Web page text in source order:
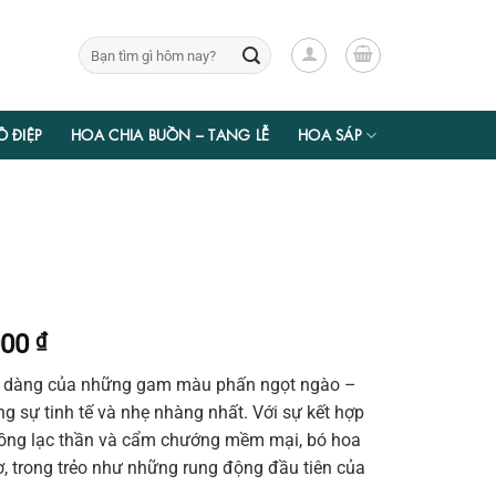
Tìm
kiếm:
ĐIỆP HOA CHIA BUỒN – TANG LỄ HOA SÁP
₫.
₫Giá
hiện
tại
là:
1.155.000 ₫.
của những gam màu phấn ngọt ngào –
sự tinh tế và nhẹ nhàng nhất. Với sự kết hợp
lạc thần và cẩm chướng mềm mại, bó hoa
trong trẻo như những rung động đầu tiên của